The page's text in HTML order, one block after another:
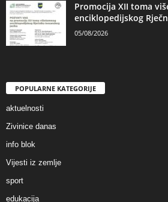
Promocija XII toma
enciklopedijskog
05/08/2026
POPULARNE KATEGORIJE
aktuelnosti
Zivinice danas
info blok
Vijesti iz zemlje
sport
edukacija